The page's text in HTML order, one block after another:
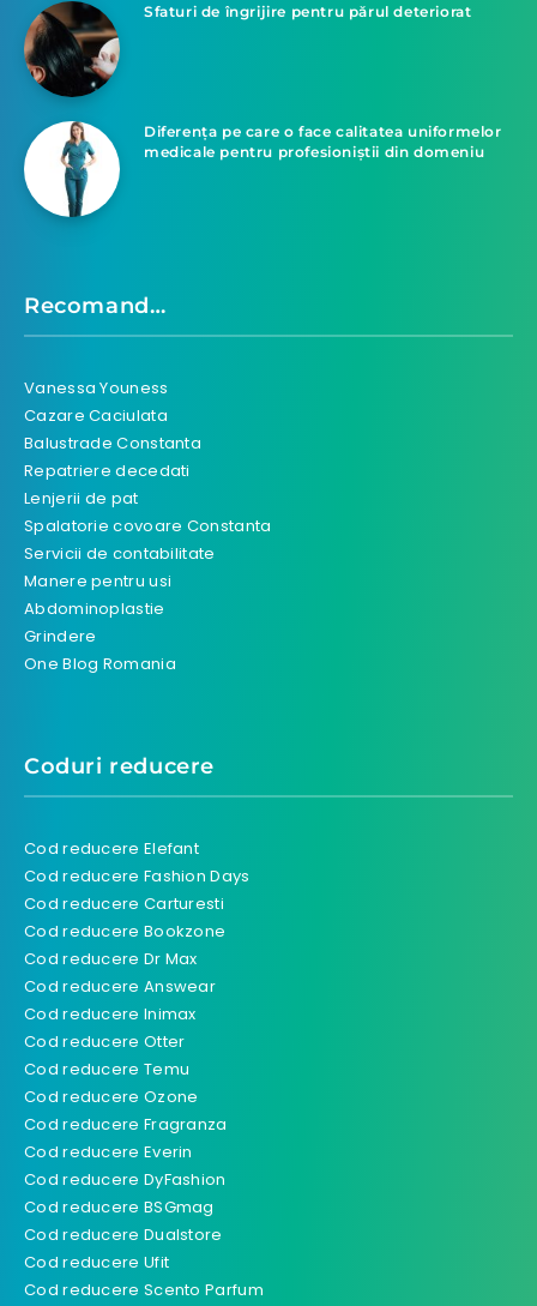
Sfaturi de îngrijire pentru părul deteriorat
Diferența pe care o face calitatea uniformelor
medicale pentru profesioniștii din domeniu
Recomand…
Vanessa Youness
Cazare Caciulata
Balustrade Constanta
Repatriere decedati
Lenjerii de pat
Spalatorie covoare Constanta
Servicii de contabilitate
Manere pentru usi
Abdominoplastie
Grindere
One Blog Romania
Coduri reducere
Cod reducere Elefant
Cod reducere Fashion Days
Cod reducere Carturesti
Cod reducere Bookzone
Cod reducere Dr Max
Cod reducere Answear
Cod reducere Inimax
Cod reducere Otter
Cod reducere Temu
Cod reducere Ozone
Cod reducere Fragranza
Cod reducere Everin
Cod reducere DyFashion
Cod reducere BSGmag
Cod reducere Dualstore
Cod reducere Ufit
Cod reducere Scento Parfum